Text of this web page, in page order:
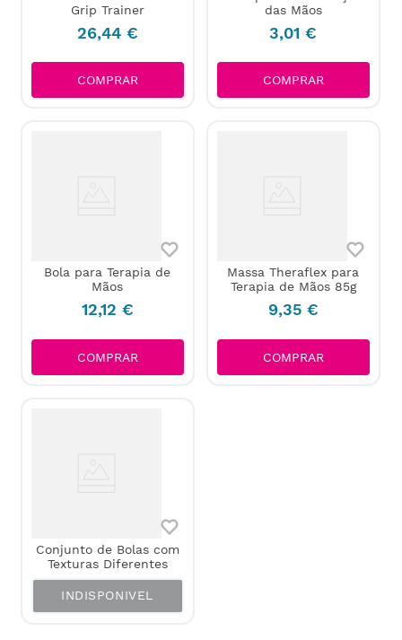
Grip Trainer
26,44 €
COMPRAR
das Mãos
3,01 €
COMPRAR
Bola para Terapia de
Mãos
12,12 €
COMPRAR
Massa Theraflex para
Terapia de Mãos 85g
9,35 €
COMPRAR
Conjunto de Bolas com
Texturas Diferentes
INDISPONIVEL